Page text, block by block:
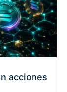
acciones